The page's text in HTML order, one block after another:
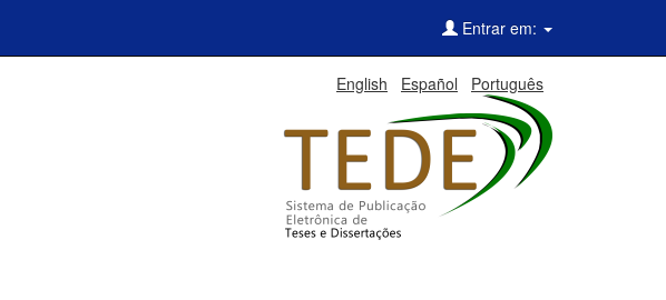
Entrar em:
English Español Português